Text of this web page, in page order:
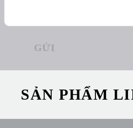
SẢN PHẨM